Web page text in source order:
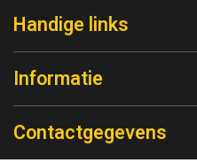
Handige links
Informatie
Contactgegevens